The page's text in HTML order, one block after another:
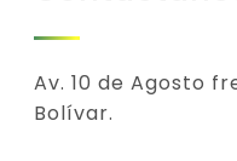
Av. 10 de Agosto
Bolívar.